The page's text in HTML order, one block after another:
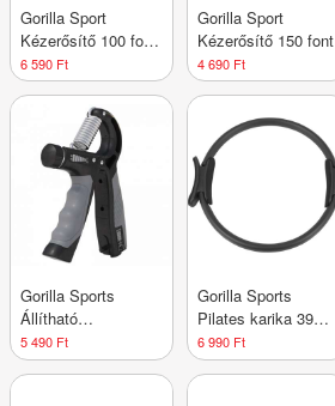
Gorilla Sport
Kézerősítő 100 font
ellenállással
6 590 Ft
Gorilla Sport
Kézerősítő 150 font
4 690 Ft
Gorilla Sports
Állítható
marokerősítő 5 és
60 kg
5 490 Ft
Gorilla Sports
Pilates karika 39
cm fekete
6 990 Ft